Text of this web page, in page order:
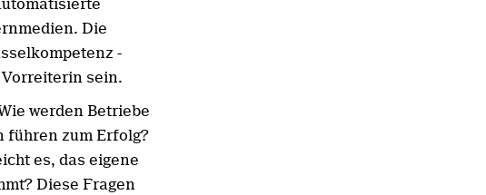
Die
-
sein.
werden Betriebe
führen zum Erfolg?
es, das eigene
Diese Fragen